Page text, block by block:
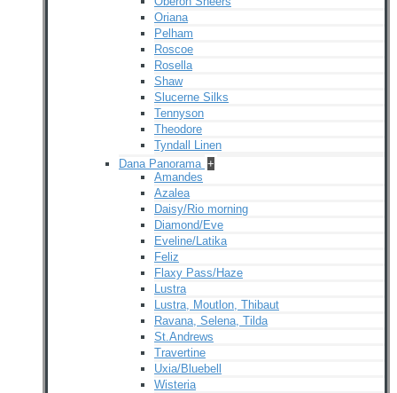
Oriana
Pelham
Roscoe
Rosella
Shaw
Slucerne Silks
Tennyson
Theodore
Tyndall Linen
Dana Panorama +
Amandes
Azalea
Daisy/Rio morning
Diamond/Eve
Eveline/Latika
Feliz
Flaxy Pass/Haze
Lustra
Lustra, Moutlon, Thibaut
Ravana, Selena, Tilda
St.Andrews
Travertine
Uxia/Bluebell
Wisteria